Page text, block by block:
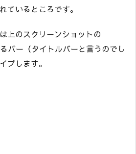
ているところです。
上のスクリーンショットの
バー（タイトルバーと言うのでし
プします。